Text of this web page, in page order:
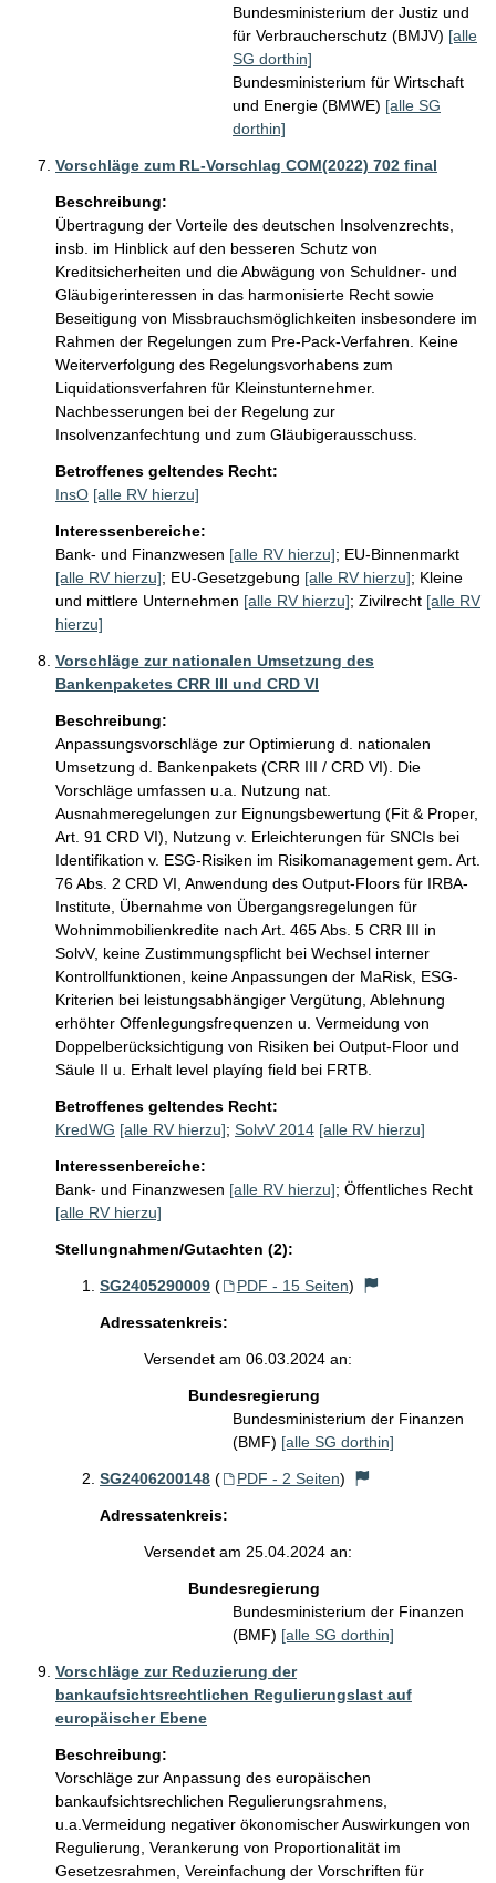
Bundesministerium der Justiz und
für Verbraucherschutz (BMJV) [alle
SG dorthin]
Bundesministerium für Wirtschaft
und Energie (BMWE) [alle SG
dorthin]
Vorschläge zum RL-Vorschlag COM(2022) 702 final
Beschreibung:
Übertragung der Vorteile des deutschen Insolvenzrechts,
insb. im Hinblick auf den besseren Schutz von
Kreditsicherheiten und die Abwägung von Schuldner- und
Gläubigerinteressen in das harmonisierte Recht sowie
Beseitigung von Missbrauchsmöglichkeiten insbesondere im
Rahmen der Regelungen zum Pre-Pack-Verfahren. Keine
Weiterverfolgung des Regelungsvorhabens zum
Liquidationsverfahren für Kleinstunternehmer.
Nachbesserungen bei der Regelung zur
Insolvenzanfechtung und zum Gläubigerausschuss.
Betroffenes geltendes Recht:
InsO [alle RV hierzu]
Interessenbereiche:
Bank- und Finanzwesen [alle RV hierzu]; EU-Binnenmarkt
[alle RV hierzu]; EU-Gesetzgebung [alle RV hierzu]; Kleine
und mittlere Unternehmen [alle RV hierzu]; Zivilrecht [alle RV
hierzu]
Vorschläge zur nationalen Umsetzung des
Bankenpaketes CRR III und CRD VI
Beschreibung:
Anpassungsvorschläge zur Optimierung d. nationalen
Umsetzung d. Bankenpakets (CRR III / CRD VI). Die
Vorschläge umfassen u.a. Nutzung nat.
Ausnahmeregelungen zur Eignungsbewertung (Fit & Proper,
Art. 91 CRD VI), Nutzung v. Erleichterungen für SNCIs bei
Identifikation v. ESG-Risiken im Risikomanagement gem. Art.
76 Abs. 2 CRD VI, Anwendung des Output-Floors für IRBA-
Institute, Übernahme von Übergangsregelungen für
Wohnimmobilienkredite nach Art. 465 Abs. 5 CRR III in
SolvV, keine Zustimmungspflicht bei Wechsel interner
Kontrollfunktionen, keine Anpassungen der MaRisk, ESG-
Kriterien bei leistungsabhängiger Vergütung, Ablehnung
erhöhter Offenlegungsfrequenzen u. Vermeidung von
Doppelberücksichtigung von Risiken bei Output-Floor und
Säule II u. Erhalt level playíng field bei FRTB.
Betroffenes geltendes Recht:
KredWG [alle RV hierzu]; SolvV 2014 [alle RV hierzu]
Interessenbereiche:
Bank- und Finanzwesen [alle RV hierzu]; Öffentliches Recht
[alle RV hierzu]
Stellungnahmen/Gutachten (2):
SG2405290009 ( PDF - 15 Seiten)
Adressatenkreis:
Versendet am 06.03.2024 an:
Bundesregierung
Bundesministerium der Finanzen
(BMF) [alle SG dorthin]
SG2406200148 ( PDF - 2 Seiten)
Adressatenkreis:
Versendet am 25.04.2024 an:
Bundesregierung
Bundesministerium der Finanzen
(BMF) [alle SG dorthin]
Vorschläge zur Reduzierung der
bankaufsichtsrechtlichen Regulierungslast auf
europäischer Ebene
Beschreibung:
Vorschläge zur Anpassung des europäischen
bankaufsichtsrechlichen Regulierungsrahmens,
u.a.Vermeidung negativer ökonomischer Auswirkungen von
Regulierung, Verankerung von Proportionalität im
Gesetzesrahmen, Vereinfachung der Vorschriften für